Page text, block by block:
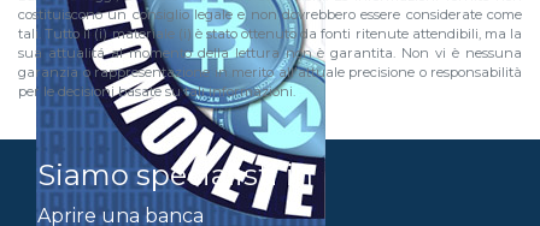
costituiscono un consiglio legale e non dovrebbero essere considerate come
tali. Tutto il (i) materiale (i) è stato ottenuto da fonti ritenute attendibili, ma la
sua attualitá al momento della lettura non è garantita. Non vi è nessuna
garanzia o rappresentazione in merito all'attuale precisione o responsabilità
per le decisioni basate su tali informazioni.
Siamo specialisti in
Aprire una banca